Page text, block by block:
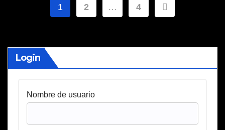
Paginación
entradas
1 2 … 4
Login
Nombre de usuario